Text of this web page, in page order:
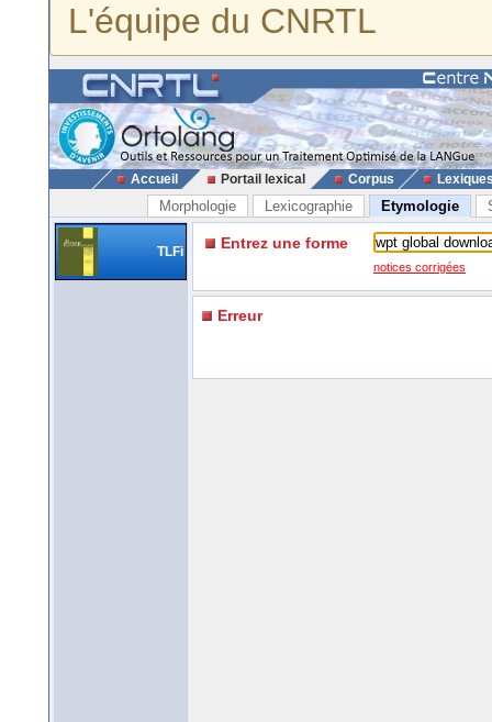
L'équipe du CNRTL
Accueil Portail lexical Corpus
Morphologie Lexicographie Etymologie
TLFi Entrez une forme
notices corrigées
Erreur